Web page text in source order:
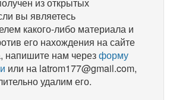
вы являетесь
какого-либо материала и
его нахождения на сайте
напишите нам черезформу
или на latrom177@gmail.com,
удалим его.